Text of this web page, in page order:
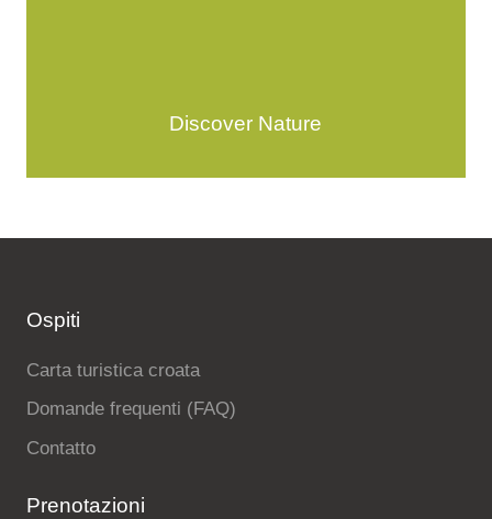
Discover Nature
Ospiti
Carta turistica croata
Domande frequenti (FAQ)
Contatto
Prenotazioni